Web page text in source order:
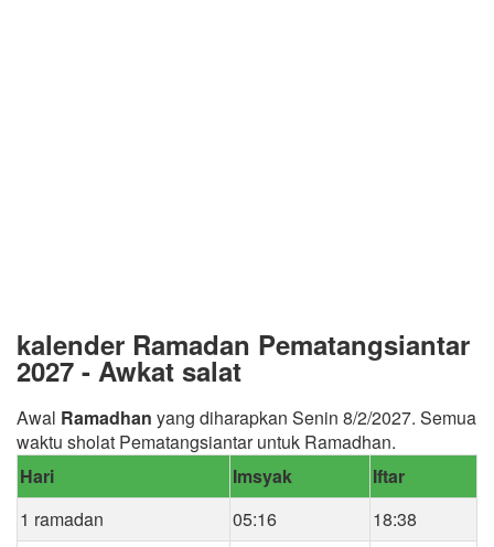
kalender Ramadan Pematangsiantar
2027 - Awkat salat
Awal Ramadhan yang diharapkan Senin 8/2/2027. Semua
waktu sholat Pematangsiantar untuk Ramadhan.
Hari
Imsyak
Iftar
1 ramadan
05:16
18:38